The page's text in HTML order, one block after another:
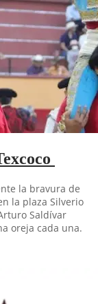
la bravura de
la plaza Silverio
Saldívar
oreja cada una.